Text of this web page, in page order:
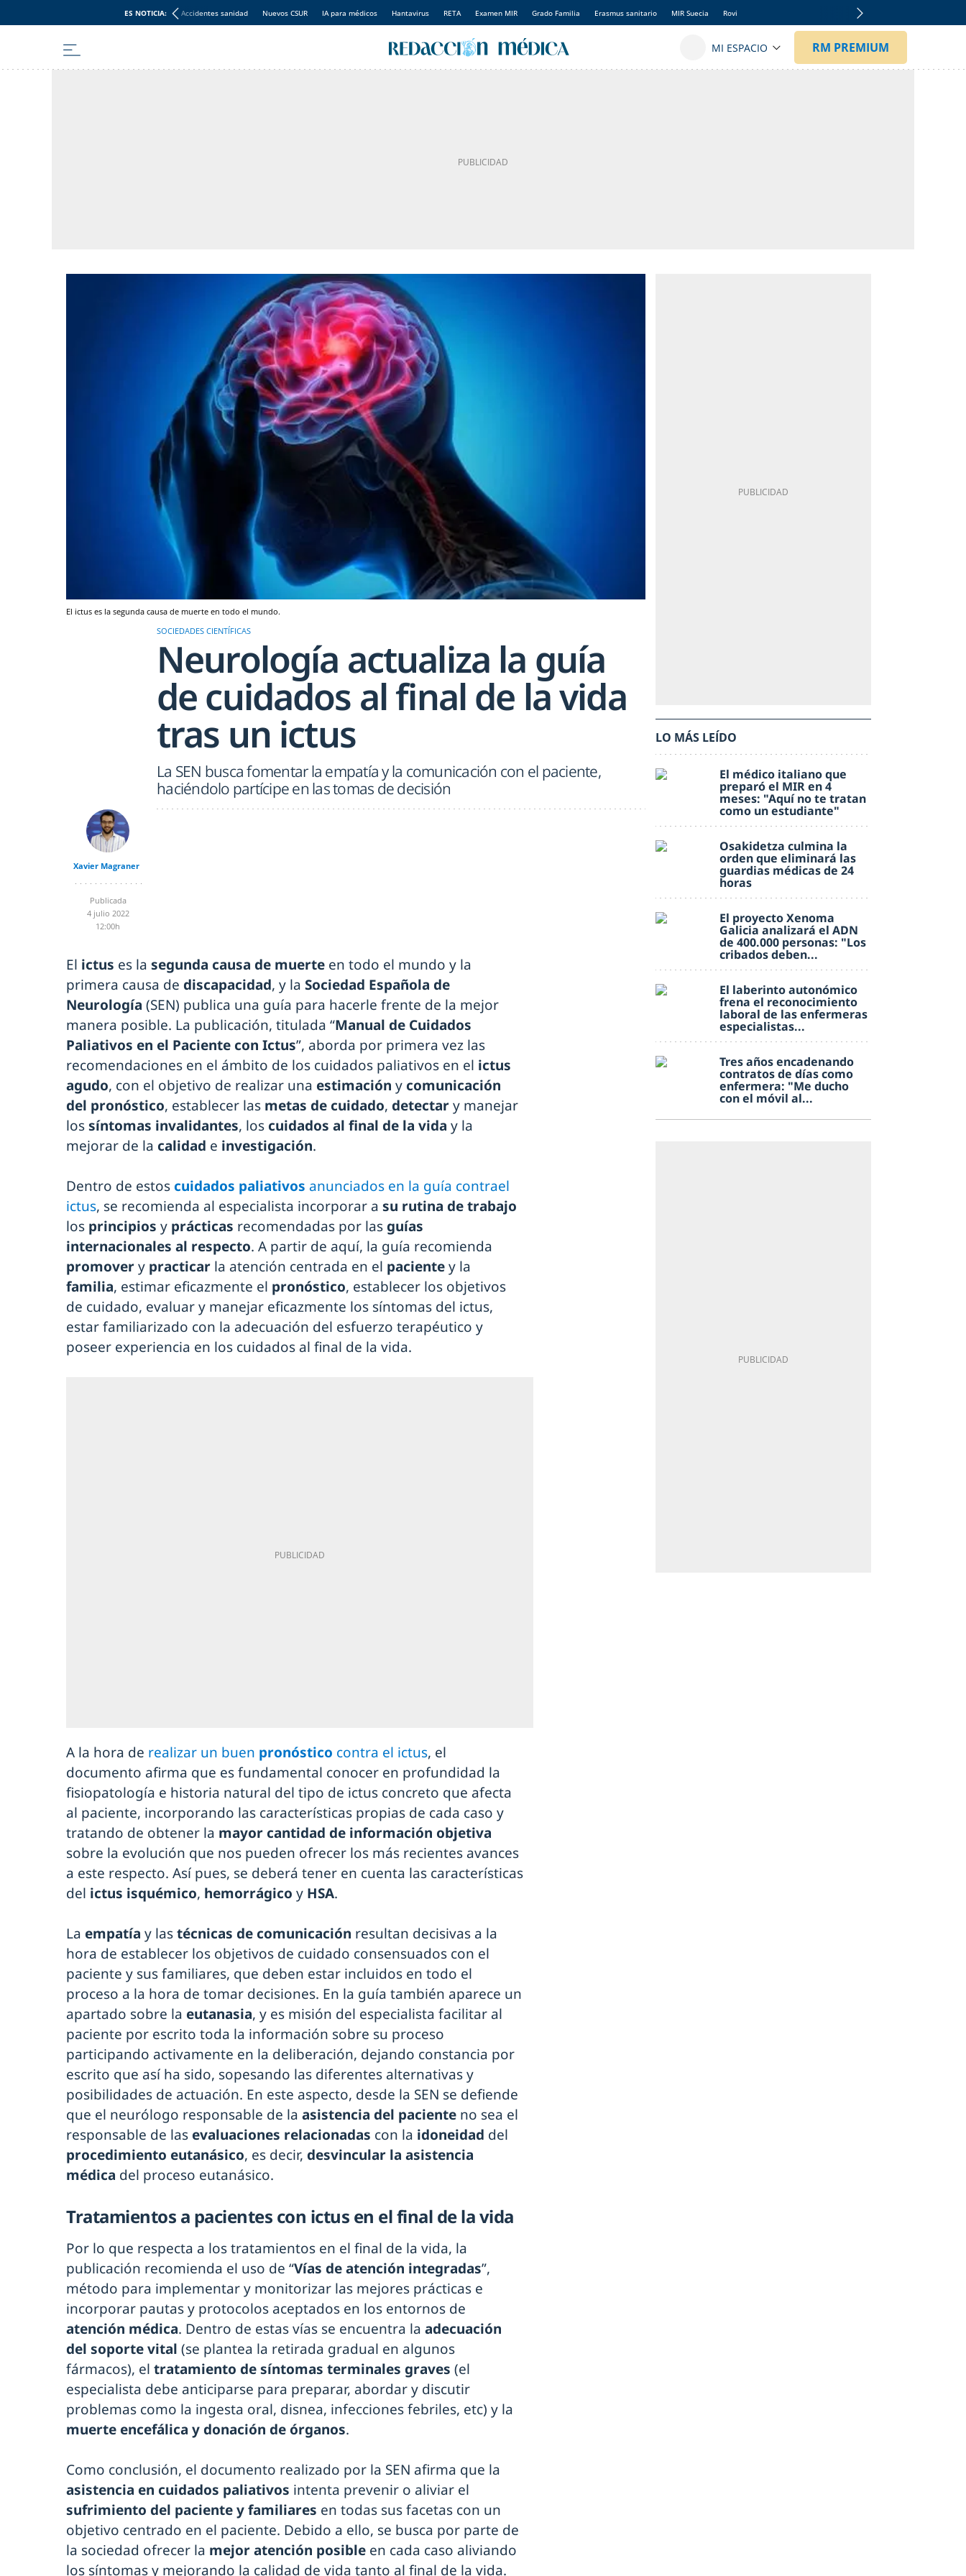
ES NOTICIA: Accidentes sanidad Nuevos CSUR IA para médicos Hantavirus RETA Examen MIR Grado Familia Erasmus sanitario MIR Suecia Rovi
El ictus es la segunda causa de muerte en todo el mundo.
SOCIEDADES CIENTÍFICAS
Neurología actualiza la guía
de cuidados al final de la vida
tras un ictus
La SEN busca fomentar la empatía y la comunicación con el paciente,
haciéndolo partícipe en las tomas de decisión
Xavier Magraner
Publicada
4 julio 2022
12:00h
El ictus es la segunda causa de muerte en todo el mundo y la
primera causa de discapacidad, y la Sociedad Española de
Neurología (SEN) publica una guía para hacerle frente de la mejor
manera posible. La publicación, titulada “Manual de Cuidados
Paliativos en el Paciente con Ictus”, aborda por primera vez las
recomendaciones en el ámbito de los cuidados paliativos en el ictus
agudo, con el objetivo de realizar una estimación y comunicación
del pronóstico, establecer las metas de cuidado, detectary manejar
lossíntomas invalidantes, los cuidados al final de la vida y la
mejorar de la calidad e investigación.
Dentro de estos cuidados paliativos anunciados en la guía contrael
ictus, se recomienda al especialista incorporar a su rutina de trabajo
los principios y prácticas recomendadas por las guías
internacionales al respecto. A partir de aquí, la guía recomienda
promovery practicar la atención centrada en el pacientey la
familia, estimar eficazmente el pronóstico, establecer los objetivos
de cuidado, evaluar y manejar eficazmente los síntomas del ictus,
estar familiarizado con la adecuación del esfuerzo terapéutico y
poseer experiencia en los cuidados al final de la vida.
A la hora de realizar un buen pronóstico contra el ictus, el
documento afirma que es fundamental conocer en profundidad la
fisiopatología e historia natural del tipo de ictus concreto que afecta
al paciente, incorporando las características propias de cada caso y
tratando de obtener la mayor cantidad de información objetiva
sobre la evolución que nos pueden ofrecer los más recientes avances
a este respecto. Así pues, se deberá tener en cuenta las características
del ictus isquémico, hemorrágico y HSA.
La empatía y lastécnicas de comunicación resultan decisivas a la
hora de establecer los objetivos de cuidado consensuados con el
paciente y sus familiares, que deben estar incluidos en todo el
proceso a la hora de tomar decisiones. En la guía también aparece un
apartado sobre la eutanasia, y es misión del especialista facilitar al
paciente por escrito toda la información sobre su proceso
participando activamente en la deliberación, dejando constancia por
escrito que así ha sido, sopesando las diferentes alternativas y
posibilidades de actuación. En este aspecto, desde la SEN se defiende
que el neurólogo responsable de la asistencia del paciente no sea el
responsable de las evaluaciones relacionadas con la idoneidad del
procedimiento eutanásico, es decir, desvincular la asistencia
médica del proceso eutanásico.
Tratamientos a pacientes con ictus en el final de la vida
Por lo que respecta a los tratamientos en el final de la vida, la
publicación recomienda el uso de “Vías de atención integradas”,
método para implementar y monitorizar las mejores prácticas e
incorporar pautas y protocolos aceptados en los entornos de
atención médica. Dentro de estas vías se encuentra la adecuación
del soporte vital (se plantea la retirada gradual en algunos
fármacos), el tratamiento de síntomas terminales graves (el
especialista debe anticiparse para preparar, abordar y discutir
problemas como la ingesta oral, disnea, infecciones febriles, etc) y la
muerte encefálica y donación de órganos.
Como conclusión, el documento realizado por la SEN afirma que la
asistencia en cuidados paliativos intenta prevenir o aliviar el
sufrimiento del paciente y familiares en todas sus facetas con un
objetivo centrado en el paciente. Debido a ello, se busca por parte de
la sociedad ofrecer la mejor atención posible en cada caso aliviando
los síntomas y mejorando la calidad de vida tanto al final de la vida.
LO MÁS LEÍDO
El médico italiano que
preparó el MIR en 4
meses: "Aquí no te tratan
como un estudiante"
Osakidetza culmina la
orden que eliminará las
guardias médicas de 24
horas
El proyecto Xenoma
Galicia analizará el ADN
de 400.000 personas: "Los
cribados deben...
El laberinto autonómico
frena el reconocimiento
laboral de las enfermeras
especialistas...
Tres años encadenando
contratos de días como
enfermera: "Me ducho
con el móvil al...